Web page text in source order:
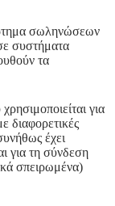
σωληνώσεων
συστήματα
τα
για
διαφορετικές
έχει
για τη σύνδεση
σπειρωμένα)